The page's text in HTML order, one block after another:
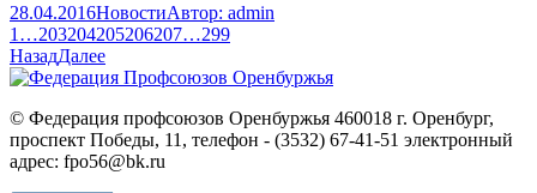
28.04.2016НовостиАвтор: admin
1 …203204205206207…299
НазадДалее
© Федерация профсоюзов Оренбуржья 460018 г. Оренбург,
проспект Победы, 11, телефон - (3532) 67-41-51 электронный
адрес: fpo56@bk.ru